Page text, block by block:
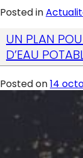
Posted in
UN PLAN
D’EAU
Posted on14